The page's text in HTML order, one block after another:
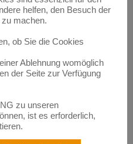
Woll-Milch-Säue“
Wie Migrantinnen gestärkt
Kreis
im Beruf!| BerufsWege für
im Beruf!| BerufsWege für
helfen, den Besuch der
machen.
ob Sie die Cookies
Ablehnung womöglich
der Seite zur Verfügung
zu unseren
ist es erforderlich,